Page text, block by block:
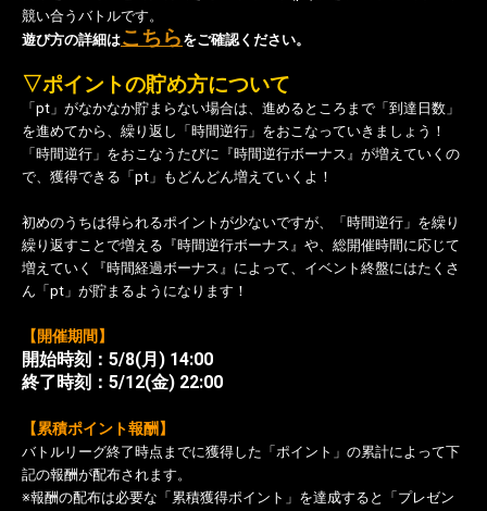
競い合うバトルです。
遊び方の詳細はこちら をご確認ください。
▽ポイントの貯め方について
「pt」がなかなか貯まらない場合は、進めるところまで「到達日数」
を進めてから、繰り返し「時間逆行」をおこなっていきましょう！
「時間逆行」をおこなうたびに『時間逆行ボーナス』が増えていくの
で、獲得できる「pt」もどんどん増えていくよ！
初めのうちは得られるポイントが少ないですが、「時間逆行」を繰り
繰り返すことで増える 『時間逆行ボーナス』や、総開催時間に応じて
増えていく『時間経過ボーナス』によって、イベント終盤にはたくさ
ん「pt」が貯まるようになります！
【開催期間】
開始時刻：5/8(月 ) 14:00
終了時刻：5/12(金) 22:00
【累積ポイント報酬】
バトルリーグ終了時点までに獲得した「ポイント」の累計によって下
記の報酬が配布されます。
※報酬の配布は必要な「累積獲得ポイント」を達成すると「プレゼン